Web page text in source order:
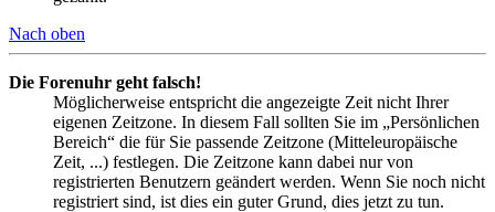
Nach oben
Die Forenuhr geht falsch!
Möglicherweise entspricht die angezeigte Zeit nicht Ihrer
eigenen Zeitzone. In diesem Fall sollten Sie im „Persönlichen
Bereich“ die für Sie passende Zeitzone (Mitteleuropäische
Zeit, ...) festlegen. Die Zeitzone kann dabei nur von
registrierten Benutzern geändert werden. Wenn Sie noch nicht
registriert sind, ist dies ein guter Grund, dies jetzt zu tun.